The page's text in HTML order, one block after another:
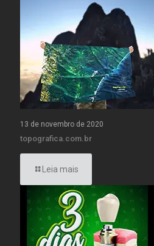
13 de novembro de 2020
topografica.com.br
Leia mais